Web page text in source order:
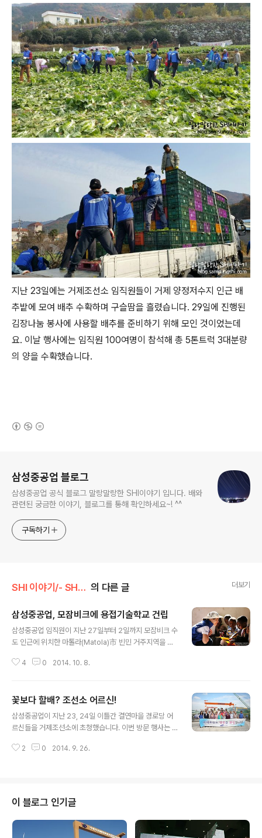
지난 23일에는 거제조선소 임직원들이 거제 양정저수지 인근 배
추밭에 모여 배추 수확하며 구슬땀을 흘렸습니다. 29일에 진행된
김장나눔 봉사에 사용할 배추를 준비하기 위해 모인 것이었는데
요. 이날 행사에는 임직원 100여명이 참석해 총 5톤트럭 3대분량
의 양을 수확했습니다.
삼성중공업 블로그
삼성중공업 공식 블로그 말랑말랑한 SHI이야기 입니다. 배와
관련된 궁금한 이야기, 블로그를 통해 확인하세요~! ^^
구독하기
SHI 이야기/- SHI 행복나눔 의 다른 글 더보기
삼성중공업, 모잠비크에 용접기술학교 건립
삼성중공업 임직원이 지난 27일부터 2일까지 모잠비크 수
도 인근에 위치한 마톨라(Matola)市 빈민 거주지역을 방
펼쳤습니다. 이번 봉사활동에는 삼성중공업 임직원들이 올
되는 용접기술학교는 '15년 7월 완공돼 연간 200명의 교
육생을 배출하여 빈곤지역 청소년들의 자립을 지원할 예정
이랍니다! ^^ 이날 기공식에 참석한 마톨라시 정부관계자
해 감사드린다˝며 ˝용접기술학교를 통해 모잠비크 발전의
4 0 2014. 10. 8.
꽃보다 할배? 조선소 어르신!
삼성중공업이 지난 23, 24일 이틀간 결연마을 경로당 어
르신들을 거제조선소에 초청했습니다. 이번 방문 행사는 2
어르신 400여명을 대상으로 진행됐는데요. 어르신들에게
라셨다는 후문인데요. 어르신들은 야드투어에 이어 조선소
구내식당을 찾아 직원들과 함께 식사하고 이야기 나누는
뜻 깊은 시간을 가졌습니다. 삼성중공업은 2011년 처음으
로 지역 경로단과 결연을 맺었는데요. 현재 삼성중공업과
2 0 2014. 9. 26.
이 블로그 인기글